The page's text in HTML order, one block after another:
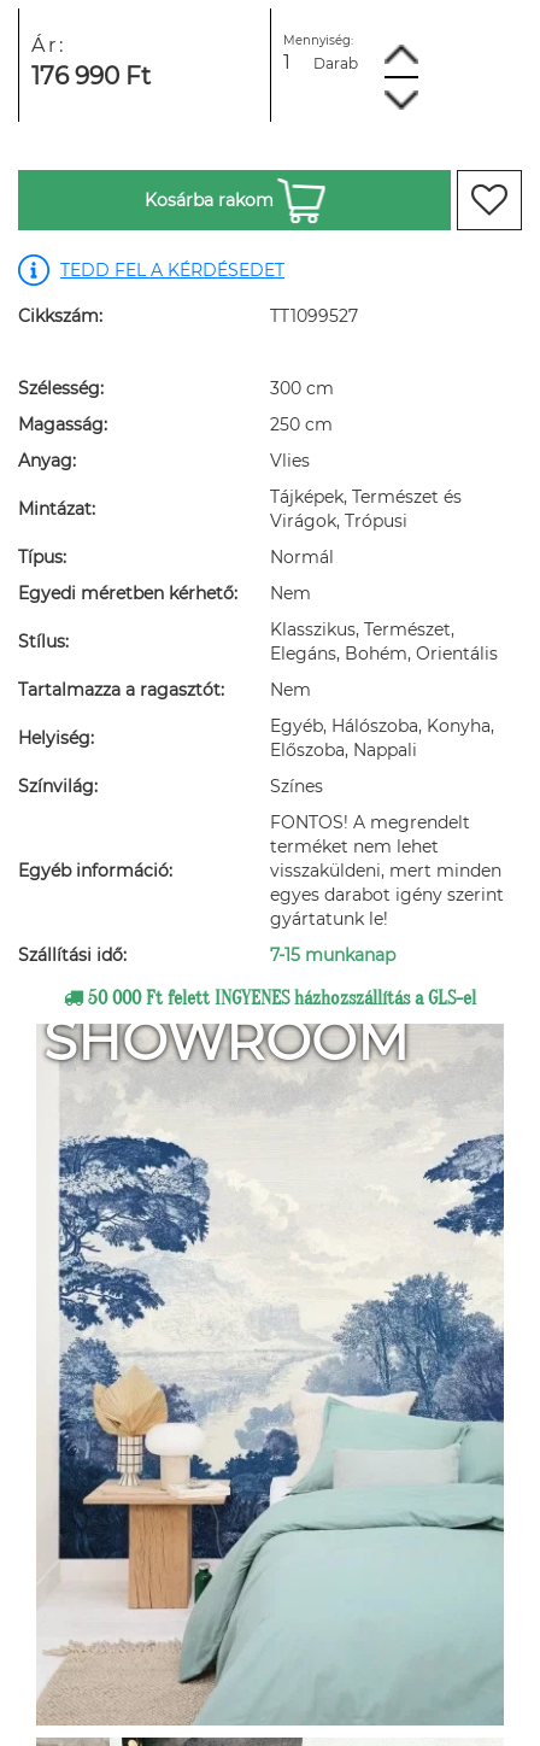
Ár:
176 990 Ft
Mennyiség:
Darab
Kosárba rakom
TEDD FEL A KÉRDÉSEDET
Cikkszám: TT1099527
Szélesség:
300 cm
Magasság:
250 cm
Anyag:
Vlies
Mintázat:
Tájképek, Természet és
Virágok, Trópusi
Típus:
Normál
Egyedi méretben kérhető:
Nem
Stílus:
Klasszikus, Természet,
Elegáns, Bohém, Orientális
Tartalmazza a ragasztót:
Nem
Helyiség:
Egyéb, Hálószoba, Konyha,
Előszoba, Nappali
Színvilág:
Színes
Egyéb információ:
FONTOS! A megrendelt
terméket nem lehet
visszaküldeni, mert minden
egyes darabot igény szerint
gyártatunk le!
Szállítási idő:
7-15 munkanap
50 000 Ft felett INGYENES házhozszállítás a GLS-el
SHOWROOM